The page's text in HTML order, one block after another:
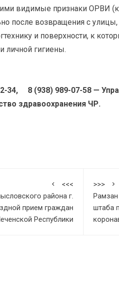
видимые признаки ОРВИ
после возвращения с
и поверхности, к
личной гигиены.
34, 8 (938) 989-07-58 —
здравоохранения ЧР.
<<<
района г.
прием граждан
Республики
>>>
штаба